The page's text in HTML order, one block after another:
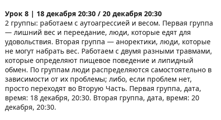
Урок 8 | 18 декабря 20:30 / 20 декабря 20:30
2 группы: работаем с аутоагрессией и весом. Первая группа
— лишний вес и переедание, люди, которые едят для
удовольствия. Вторая группа — аноректики, люди, которые
не могут набрать вес. Работаем с двумя разными травмами,
которые определяют пищевое поведение и липидный
обмен. По группам люди распределяются самостоятельно в
зависимости от их проблемы; либо, если проблем нет,
просто переходят во Вторую Часть. Первая группа, дата,
время: 18 декабря, 20:30. Вторая группа, дата, время: 20
декабря, 20:30.